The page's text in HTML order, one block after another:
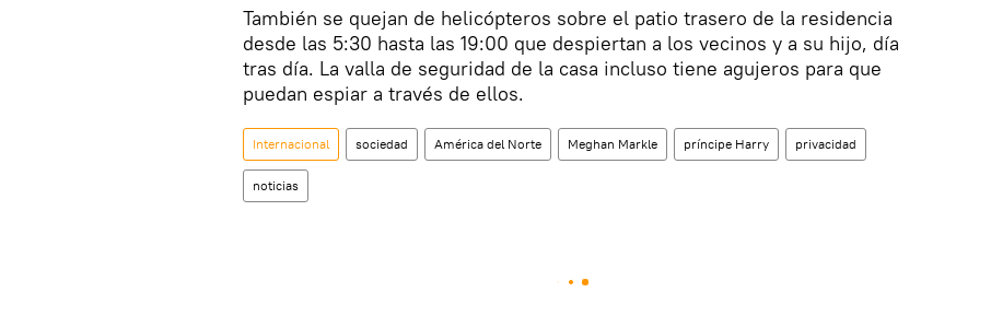
También se quejan de helicópteros sobre el patio trasero de la residencia
desde las 5:30 hasta las 19:00 que despiertan a los vecinos y a su hijo, día
tras día. La valla de seguridad de la casa incluso tiene agujeros para que
puedan espiar a través de ellos.
Internacional sociedad América del Norte Meghan Markle príncipe Harry privacidad
noticias